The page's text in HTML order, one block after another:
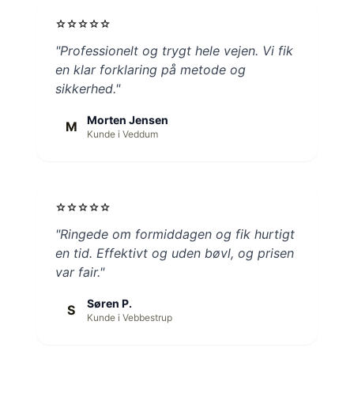
starstarstarstarstar
"Professionelt og trygt hele vejen. Vi fik
en klar forklaring på metode og
sikkerhed."
M Morten Jensen
Kunde i Veddum
starstarstarstarstar
"Ringede om formiddagen og fik hurtigt
en tid. Effektivt og uden bøvl, og prisen
var fair."
S Søren P.
Kunde i Vebbestrup